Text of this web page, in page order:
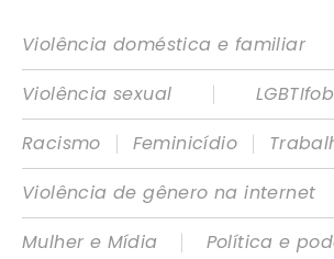
Violência doméstica e familiar
Violência sexual
|
Racismo
| Feminicídio |
Violência de gênero na internet
Mulher e Mídia
|
Política e